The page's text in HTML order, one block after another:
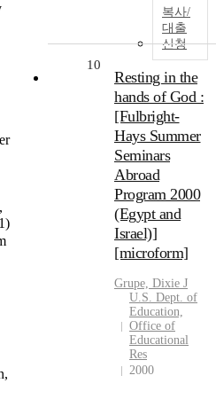
복사/
대출
신청
10
Resting in the
hands of God :
[Fulbright-
Hays Summer
Seminars
Abroad
Program 2000
(Egypt and
Israel)]
[microform]
Grupe, Dixie J
U.S. Dept. of
Education,
Office of
Educational
Res
2000